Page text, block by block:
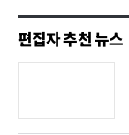
편집자 추천 뉴스